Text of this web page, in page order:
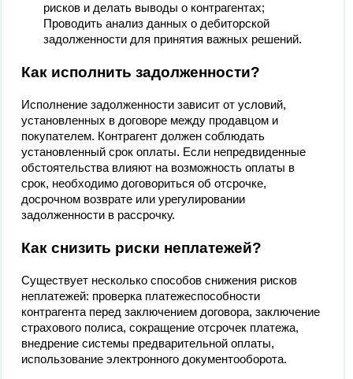
рисков и делать выводы о контрагентах;
Проводить анализ данных о дебиторской
задолженности для принятия важных решений.
Как исполнить задолженности?
Исполнение задолженности зависит от условий,
установленных в договоре между продавцом и
покупателем. Контрагент должен соблюдать
установленный срок оплаты. Если непредвиденные
обстоятельства влияют на возможность оплаты в
срок, необходимо договориться об отсрочке,
досрочном возврате или урегулировании
задолженности в рассрочку.
Как снизить риски неплатежей?
Существует несколько способов снижения рисков
неплатежей: проверка платежеспособности
контрагента перед заключением договора, заключение
страхового полиса, сокращение отсрочек платежа,
внедрение системы предварительной оплаты,
использование электронного документооборота.